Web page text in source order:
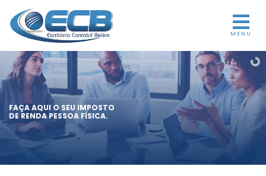
MENU
FAÇA AQUI O SEU IMPOSTO
DE RENDA PESSOA FÍSICA.